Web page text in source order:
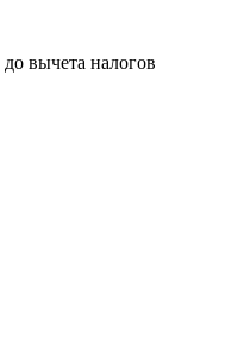
до вычета налогов